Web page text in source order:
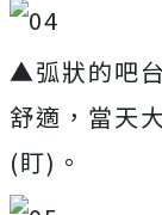
▲弧狀的吧
舒適，當天
(盯)。